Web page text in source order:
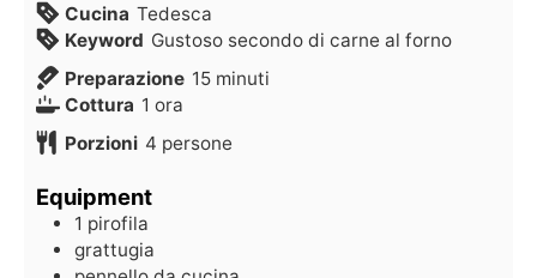
Cucina Tedesca
Keyword Gustoso secondo di carne al forno
Preparazione 15 minuti
Cottura 1 ora
Porzioni 4 persone
Equipment
1 pirofila
grattugia